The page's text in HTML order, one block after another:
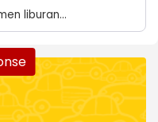
liburan...